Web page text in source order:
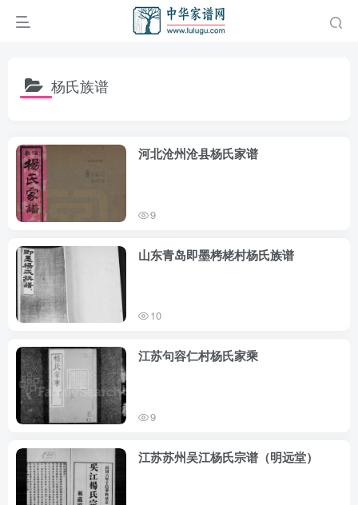
杨氏族谱
河北沧州沧县杨氏家谱
9
山东青岛即墨栲栳村杨氏族谱
10
江苏句容仁村杨氏家乘
9
江苏苏州吴江杨氏宗谱（明远堂）